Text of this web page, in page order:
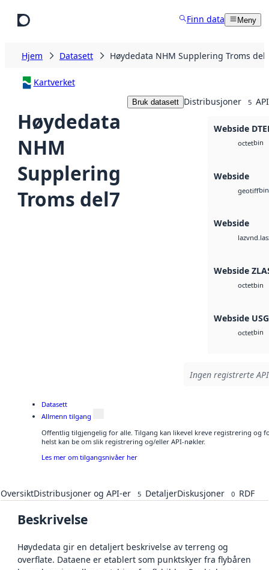
Finn data Meny
Hjem Datasett Høydedata NHM Supplering Troms
Kartverket
Høydedata
NHM
Supplering
Troms del7
Bruk datasett Distribusjoner 5
Webside
octetbin
Webside
geotiffbin
Webside
laz
Webside
octetbin
Webside
octetbin
Ingen registrerte
Datasett
Allmenn tilgang
Offentlig tilgjengelig for alle. Tilgang kan likevel kreve registrering og
helst kan be om slik registrering og/eller API-nøkler.
Les mer om tilgangsnivåer her
OversiktDistribusjoner og API-er 5 DetaljerDiskusjoner 0 RDF
Beskrivelse
Høydedata gir en detaljert beskrivelse av terreng og
overflate. Dataene er etablert som punktskyer fra flybåren